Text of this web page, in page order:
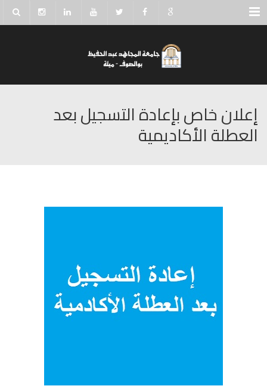
Menu
إعلان خاص بإعادة التسجيل بعد
العطلة الأكاديمية